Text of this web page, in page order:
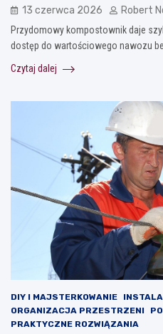
13 czerwca 2026 Robert
Przydomowy kompostownik daje
dostęp do wartościowego nawozu
Czytaj dalej
DIY I MAJSTERKOWANIE
ORGANIZACJA PRZESTRZENI
PRAKTYCZNE ROZWIĄZANIA